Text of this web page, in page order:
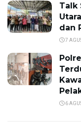
Talk
dan
7
6